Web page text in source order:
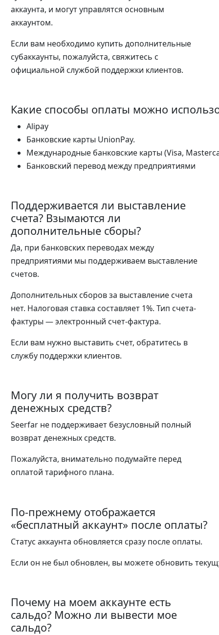
аккаунта, и могут управлятся основным
аккаунтом.
Если вам необходимо купить дополнительные
субаккаунты, пожалуйста, свяжитесь с
официальной службой поддержки клиентов.
Какие способы оплаты можно
Аlipay
Банковские карты UnionPay.
Международные банковские карты (Visa,
Банковский перевод между предприятиями
Поддерживается ли выставление
счета? Взымаются ли
дополнительные сборы?
Да, при банковских переводах между
предприятиями мы поддерживаем выставление
счетов.
Дополнительных сборов за выставление счета
нет. Налоговая ставка составляет 1%. Тип счета-
фактуры — электронный счет-фактура.
Если вам нужно выставить счет, обратитесь в
службу поддержки клиентов.
Могу ли я получить возврат
денежных средств?
Seerfar не поддерживает безусловный полный
возврат денежных средств.
Пожалуйста, внимательно подумайте перед
оплатой тарифного плана.
По-прежнему отображается
«бесплатный аккаунт» после оплаты?
Статус аккаунта обновляется сразу после оплаты.
Если он не был обновлен, вы можете обновить
Почему на моем аккаунте есть
сальдо? Можно ли вывести мое
сальдо?